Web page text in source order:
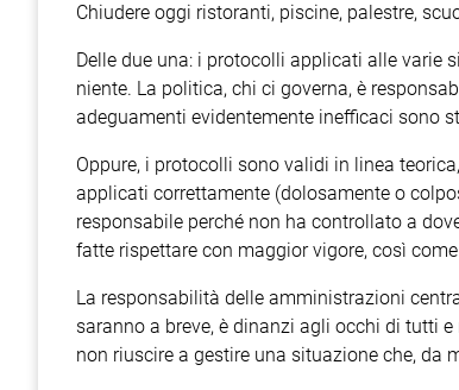
Chiudere oggi ristoranti, piscine, palestre,
Delle due una: i protocolli applicati alle varie
niente. La politica, chi ci governa, è
adeguamenti evidentemente inefficaci sono
Oppure, i protocolli sono validi in linea
applicati correttamente (dolosamente o
responsabile perché non ha controllato a
fatte rispettare con maggior vigore, così
La responsabilità delle amministrazioni
saranno a breve, è dinanzi agli occhi di tutti
non riuscire a gestire una situazione che, da